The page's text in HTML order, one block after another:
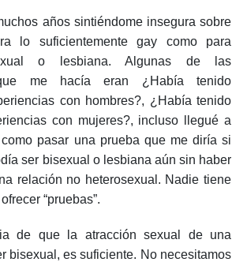
años sintiéndome insegura sobre
lo suficientemente gay como para
o lesbiana. Algunas de las
me hacía eran ¿Había tenido
con hombres?, ¿Había tenido
con mujeres?, incluso llegué a
pasar una prueba que me diría si
ser bisexual o lesbiana aún sin haber
relación no heterosexual. Nadie tiene
“pruebas”.
de que la atracción sexual de una
bisexual, es suficiente. No necesitamos